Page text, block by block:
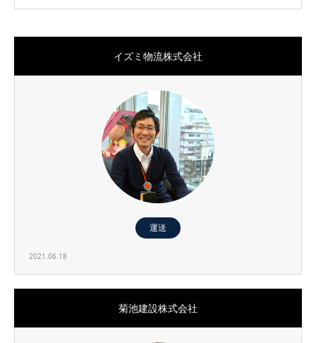
イズミ物流株式会社
運送
2021.06.18
菊池建設株式会社